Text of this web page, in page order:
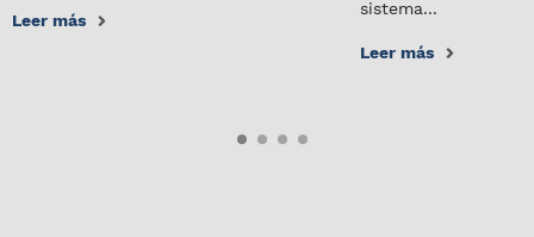
Leer más
sistema...
Leer más